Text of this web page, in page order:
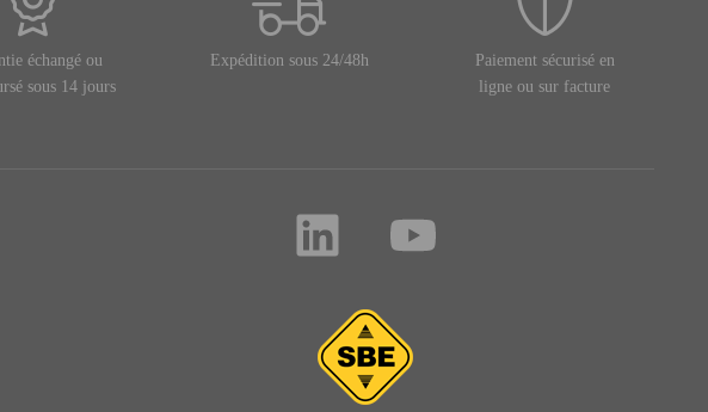
échangé ou
sous 14 jours
Expédition sous 24/48h
Paiement sécurisé en
ligne ou sur facture